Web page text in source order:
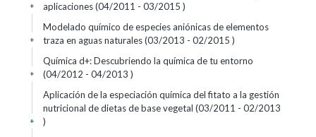
aplicaciones (04/2011 - 03/2015 )
+
Modelado químico de especies aniónicas de elementos
traza en aguas naturales (03/2013 - 02/2015 )
+
Química d+: Descubriendo la química de tu entorno
(04/2012 - 04/2013 )
+
Aplicación de la especiación química del fitato a la gestión
nutricional de dietas de base vegetal (03/2011 - 02/2013
)
+